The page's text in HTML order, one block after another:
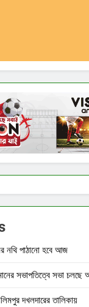
নথি পাঠানো হবে আজ
সভাপতিত্বে সভা
দখলদারের তালিকায়